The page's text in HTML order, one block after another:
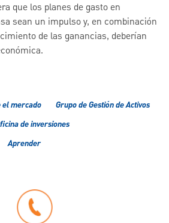
que los planes de gasto en
sean un impulso y, en combinación
de las ganancias, deberían
el mercado
Grupo de Gestión de Activos
de inversiones
Aprender